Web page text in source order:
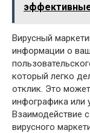
Вирусный
информации о
который легко
отклик. Это
инфографика или
Взаимодействие
вирусного